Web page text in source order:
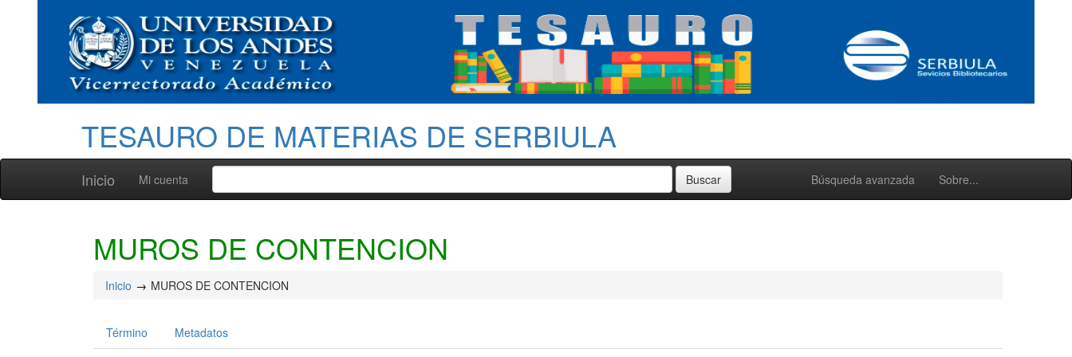
TESAURO DE MATERIAS DE SERBIULA
Inicio Búsqueda avanzada Sobre...
Mi cuenta
MUROS DE CONTENCION
Inicio MUROS DE CONTENCION
Término Metadatos